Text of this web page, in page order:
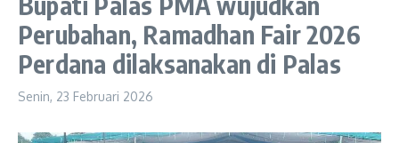
Perubahan, Ramadhan Fair 2026
Perdana dilaksanakan di Palas
Senin, 23 Februari 2026